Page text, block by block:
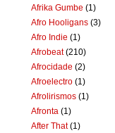
Afrika Gumbe (1)
Afro Hooligans (3)
Afro Indie (1)
Afrobeat (210)
Afrocidade (2)
Afroelectro (1)
Afrolirismos (1)
Afronta (1)
After That (1)